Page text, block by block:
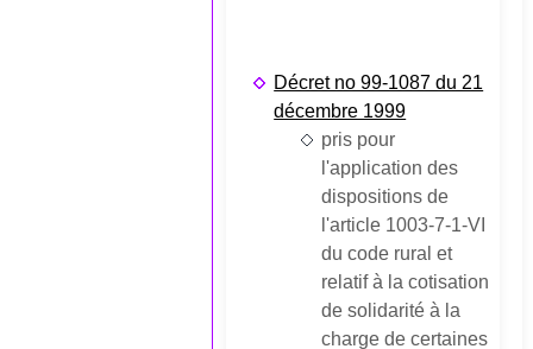
Décret no 99-1087 du 21
décembre 1999
pris pour
l'application des
dispositions de
l'article 1003-7-1-VI
du code rural et
relatif à la cotisation
de solidarité à la
charge de certaines